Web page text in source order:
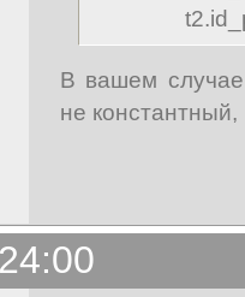
t2.id_pr
В вашем случае
не